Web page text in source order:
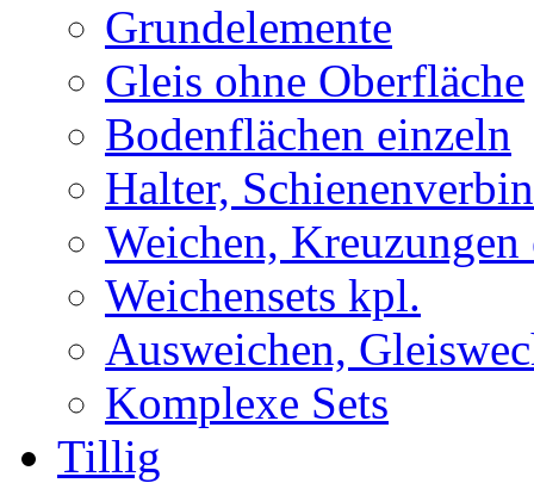
Grundelemente
Gleis ohne Oberfläche
Bodenflächen einzeln
Halter,
Weichen, Kreuzungen
Weichensets kpl.
Ausweichen,
Komplexe Sets
Tillig